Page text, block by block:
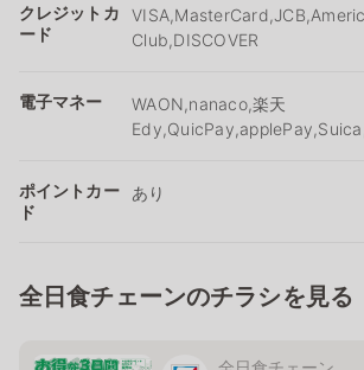
クレジットカ
ード
Club,DISCOVER
電子マネー
WAON,nanaco,楽天
ポイントカー
ド
あり
全日食チェーンのチラシを見る